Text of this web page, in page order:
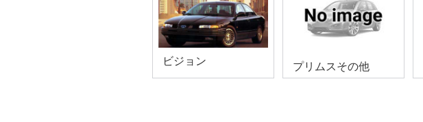
ビジョン プリムスその他